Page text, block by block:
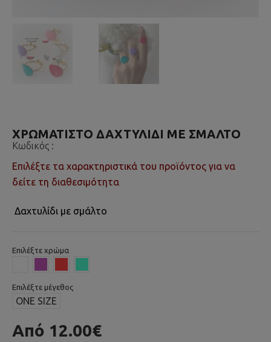
ΧΡΩΜΑΤΙΣΤΟ ΔΑΧΤΥΛΙΔΙ ΜΕ ΣΜΑΛΤΟ
Κωδικός :
Επιλέξτε τα χαρακτηριστικά του προϊόντος για να
δείτε τη διαθεσιμότητα
Δαχτυλίδι με σμάλτο
Επιλέξτε χρώμα
Επιλέξτε μέγεθος
ONE SIZE
Από 12.00€